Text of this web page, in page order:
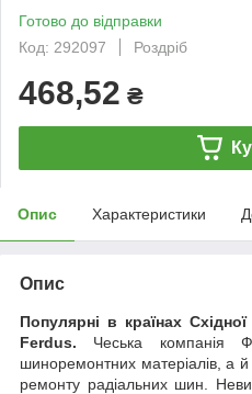
Готово до відправки
Код: 292097
Роздріб
468,52 ₴
Опис Характеристики
Опис
Популярні в країнах
Ferdus. Чеська компанія
шиноремонтних матеріалів, а й
ремонту радіальних шин.